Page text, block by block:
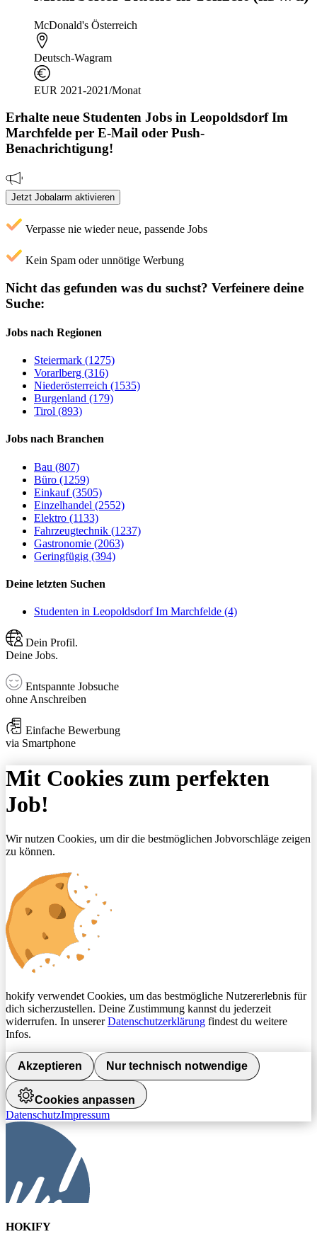
McDonald's Österreich
Deutsch-Wagram
EUR 2021-2021/Monat
Erhalte neue Studenten Jobs in Leopoldsdorf Im
Marchfelde per E-Mail oder Push-
Benachrichtigung!
Jetzt Jobalarm aktivieren
Verpasse nie wieder neue, passende Jobs
Kein Spam oder unnötige Werbung
Nicht das gefunden was du suchst? Verfeinere deine
Suche:
Jobs nach Regionen
Steiermark (1275)
Vorarlberg (316)
Niederösterreich (1535)
Burgenland (179)
Tirol (893)
Jobs nach Branchen
Bau (807)
Büro (1259)
Einkauf (3505)
Einzelhandel (2552)
Elektro (1133)
Fahrzeugtechnik (1237)
Gastronomie (2063)
Geringfügig (394)
Deine letzten Suchen
Studenten in Leopoldsdorf Im Marchfelde (4)
Dein Profil.
Deine Jobs.
Entspannte Jobsuche
ohne Anschreiben
Einfache Bewerbung
via Smartphone
Mit Cookies zum perfekten
Job!
Wir nutzen Cookies, um dir die bestmöglichen Jobvorschläge zeigen
zu können.
hokify verwendet Cookies, um das bestmögliche Nutzererlebnis für
dich sicherzustellen. Deine Zustimmung kannst du jederzeit
widerrufen. In unsererDatenschutzerklärung findest du weitere
Infos.
Akzeptieren Nur technisch notwendige
Cookies anpassen
DatenschutzImpressum
HOKIFY